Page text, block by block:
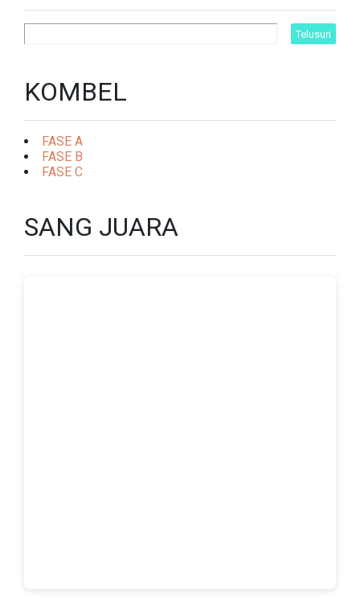
KOMBEL
FASE A
FASE B
FASE C
SANG JUARA